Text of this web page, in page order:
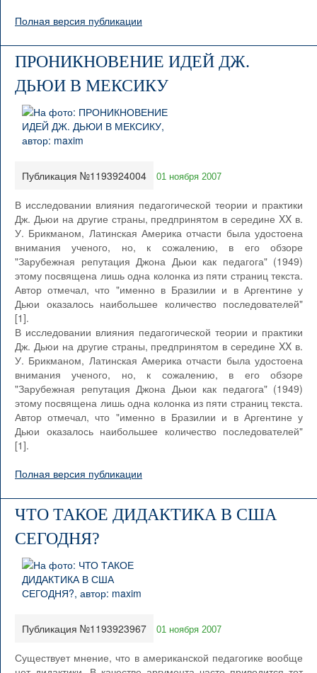
Полная версия публикации
ПРОНИКНОВЕНИЕ ИДЕЙ ДЖ.
ДЬЮИ В МЕКСИКУ
Публикация №1193924004 01 ноября 2007
В исследовании влияния педагогической теории и практики
Дж. Дьюи на другие страны, предпринятом в середине XX в.
У. Брикманом, Латинская Америка отчасти была удостоена
внимания ученого, но, к сожалению, в его обзоре
"Зарубежная репутация Джона Дьюи как педагога" (1949)
этому посвящена лишь одна колонка из пяти страниц текста.
Автор отмечал, что "именно в Бразилии и в Аргентине у
Дьюи оказалось наибольшее количество последователей"
[1].
В исследовании влияния педагогической теории и практики
Дж. Дьюи на другие страны, предпринятом в середине XX в.
У. Брикманом, Латинская Америка отчасти была удостоена
внимания ученого, но, к сожалению, в его обзоре
"Зарубежная репутация Джона Дьюи как педагога" (1949)
этому посвящена лишь одна колонка из пяти страниц текста.
Автор отмечал, что "именно в Бразилии и в Аргентине у
Дьюи оказалось наибольшее количество последователей"
[1].
Полная версия публикации
ЧТО ТАКОЕ ДИДАКТИКА В США
СЕГОДНЯ?
Публикация №1193923967 01 ноября 2007
Существует мнение, что в американской педагогике вообще